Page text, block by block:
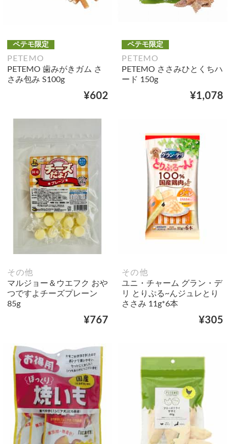
ペテモ限定
PETEMO
PETEMO 歯みがきガム さ
さみ包み S100g
¥602
ペテモ限定
PETEMO
PETEMO ささみひとくちハ
ード 150g
¥1,078
その他
マルジョー＆ウエフク おや
つですよチーズプレーン
85g
¥767
その他
ユニ・チャーム グラン・デ
リ とりぷる~んジュレとり
ささみ 11g*6本
¥305